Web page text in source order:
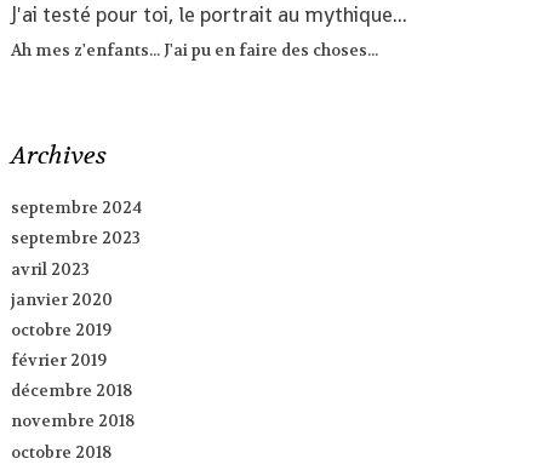
J'ai testé pour toi, le portrait au mythique...
Ah mes z'enfants... J'ai pu en faire des choses...
Archives
septembre 2024
septembre 2023
avril 2023
janvier 2020
octobre 2019
février 2019
décembre 2018
novembre 2018
octobre 2018